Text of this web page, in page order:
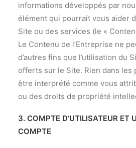
informations développés par
élément qui pourrait vous aider
Site ou des services (le «
Le Contenu de l’Entreprise ne
d’autres fins que l’utilisation du
offerts sur le Site. Rien dans les
être interprété comme vous
ou des droits de propriété
3. COMPTE D’UTILISATEUR ET
COMPTE